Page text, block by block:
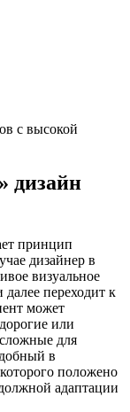
с высокой
дизайн
принцип
дизайнер в
визуальное
переходит к
может
или
для
в
положено
адаптации